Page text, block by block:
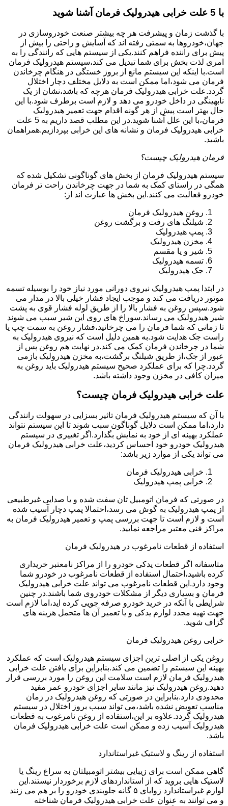
با 5 علت خرابی هیدرولیک فرمان آشنا شوید
با گذشت زمان و پیشرفت هر چه بیشتر صنعت خودروسازی در
جهان،خودروها به سمتی رفته اند که آسایش و راحتی را بیش از
پیش برای راننده فراهم کنند.یکی از سیستم هایی که رانندگی را به
امری لذت بخش برای شما تبدیل می کند،سیستم هیدرولیک فرمان
است.با اینکه این سیستم مانع از بروز خستگی در هنگام چرخاندن
فرمان می شود،اما ممکن است به دلایل مختلف دچار اختلال
گردد.علت خرابی هیدرولیک فرمان هرچه که باشد،نشان از یک
نابهینگی در داخل خودرو می دهد و لازم است برطرف شود.با این
حال بهتر است پیش از هر گونه اقدام جهت تعمیر هیدرولیک
فرمان،با این علل آشنا شوید.در این مطلب قصد داریم به 5 علت
خرابی هیدرولیک فرمان و نشانه های این خرابی بپردازیم.همراهمان
باشید.
فرمان هیدرولیک چیست؟
سیستم هیدرولیک فرمان از بخش های گوناگونی تشکیل شده که
همگی در راستای کمک به شما در جهت چرخاندن راحت تر فرمان
خودرو فعالیت می کنند.این بخش ها عبارت اند از:
روغن هیدرولیک فرمان
شیلنگ های رفت و برگشت روغن
پمپ هیدرولیک
مخزن هیدرولیک
شیر و یا مقسم
تسمه هیدرولیک
جک هیدرولیک
در ابتدا پمپ هیدرولیک نیروی دورانی مورد نیاز خود را بوسیله تسمه
موتور دریافت می کند و موجب ایجاد فشار خیلی بالا در مدار می
شود.سپس روغن به فشار بالا را از طریق لوله فشار قوی به پشت
شیر هیدرولیک می رساند.سوراخ های روی این شیر سبب می شوند
تا زمانی که شما فرمان را می چرخانید،فشار روغن به سمت چپ یا
راست جک هدایت شود.به همین دلیل است که نیروی هیدرولیک به
شما در چرخاندن فرمان کمک می کند.در نهایت هم روغن پس از
عبور از جک،از طریق شیلنگ برگشت،به مخزن هیدرولیک بازمی
گردد.چرا که برای عملکرد صحیح سیستم هیدرولیک باید روغن به
میزان کافی در مخزن وجود داشته باشد.
علت خرابی هیدرولیک فرمان چیست؟
با آن که سیستم هیدرولیک فرمان تاثیر بسزایی در سهولت رانندگی
دارد،اما ممکن است دلایل گوناگون سبب شوند تا این سیستم نتواند
عملکرد بهینه ای از خود به نمایش بگذارد.اگر تغییری در سیستم
هیدرولیک خودرو خود احساس کردید،علت خرابی هیدرولیک فرمان
می تواند یکی از موارد زیر باشد:
خرابی هیدرولیک فرمان
خرابی پمپ هیدرولیک
در صورتی که فرمان اتومبیل تان سفت شده و یا صدایی غیرطبیعی
از پمپ هیدرولیک به گوش می رسد،احتمالا پمپ دچار آسیب شده
است و لازم است تا جهت بررسی پمپ و تعمیر هیدرولیک فرمان به
مراکز فنی معتبر مراجعه نمایید.
استفاده از قطعات نامرغوب در هیدرولیک فرمان
متاسفانه اگر قطعات یدکی خودرو را از مراکز نامعتبر خریداری
کرده باشید،احتمال استفاده از قطعات نامرغوب در خودرو شما
وجود دارد.این قطعات نامرغوب می تواند علت خرابی هیدرولیک
فرمان و بسیاری دیگر از مشکلات خودروی شما باشند.در چنین
شرایطی با آنکه در خرید خودرو صرفه جویی کرده اید،اما لازم است
جهت تهیه مجدد لوازم یدکی و یا تعمیر آن ها متحمل هزینه های
گزاف شوید.
خرابی روغن هیدرولیک فرمان
روغن یکی از اصلی ترین اجزای سیستم هیدرولیک است که عملکرد
بهینه این سیستم را تضمین می کند.بنابراین برای یافتن علت خرابی
هیدرولیک فرمان لازم است سلامت این روغن را مورد بررسی قرار
دهید.روغن هیدرولیک نیز مانند سایر اجزای خودرو عمر مفید
محدودی دارد.بنابراین در صورتی که روغن هیدرولیک در زمان
مناسب تعویض نشده باشد،می تواند سبب بروز اختلال در سیستم
هیدرولیک گردد.علاوه بر این،استفاده از روغن نامرغوب به قطعات
هیدرولیک آسیب زده و ممکن است علت خرابی هیدرولیک فرمان
باشد.
استفاده از رینگ و لاستیک غیراستاندارد
گاهی ممکن است برای زیبایی بیشتر اتومبیلتان به سراغ رینگ یا
لاستیک هایی بروید که از استانداردهای لازم برخوردار نیستند.این
لوازم غیراستاندارد زوایای ۵ گانه جلوبندی خودرو را بر هم می زنند
و می توانند به عنوان علت خرابی هیدرولیک فرمان شناخته